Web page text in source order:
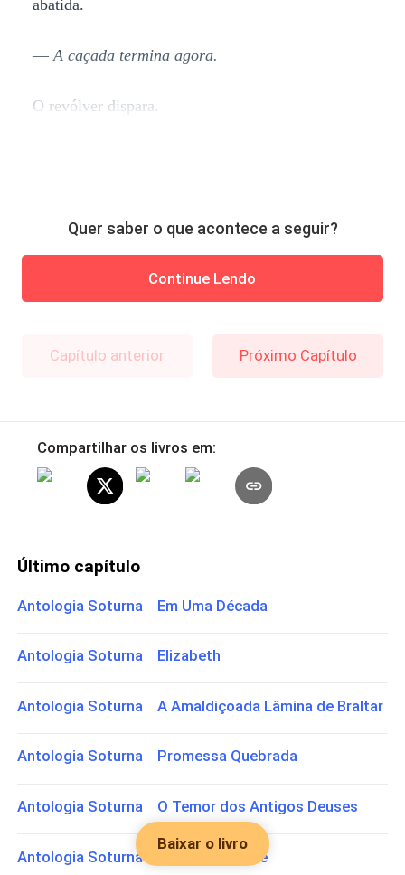
abatida.
—A caçada termina agora.
O revólver dispara.
Quer saber o que acontece a seguir?
Continue Lendo
Capítulo anterior Próximo Capítulo
Compartilhar os livros em:
Último capítulo
Antologia Soturna Em Uma Década
Antologia Soturna Elizabeth
Antologia Soturna A Amaldiçoada Lâmina de Braltar
Antologia Soturna Promessa Quebrada
Antologia Soturna O Temor dos Antigos Deuses
Antologia Soturna A Terceira Noite
Baixar o livro